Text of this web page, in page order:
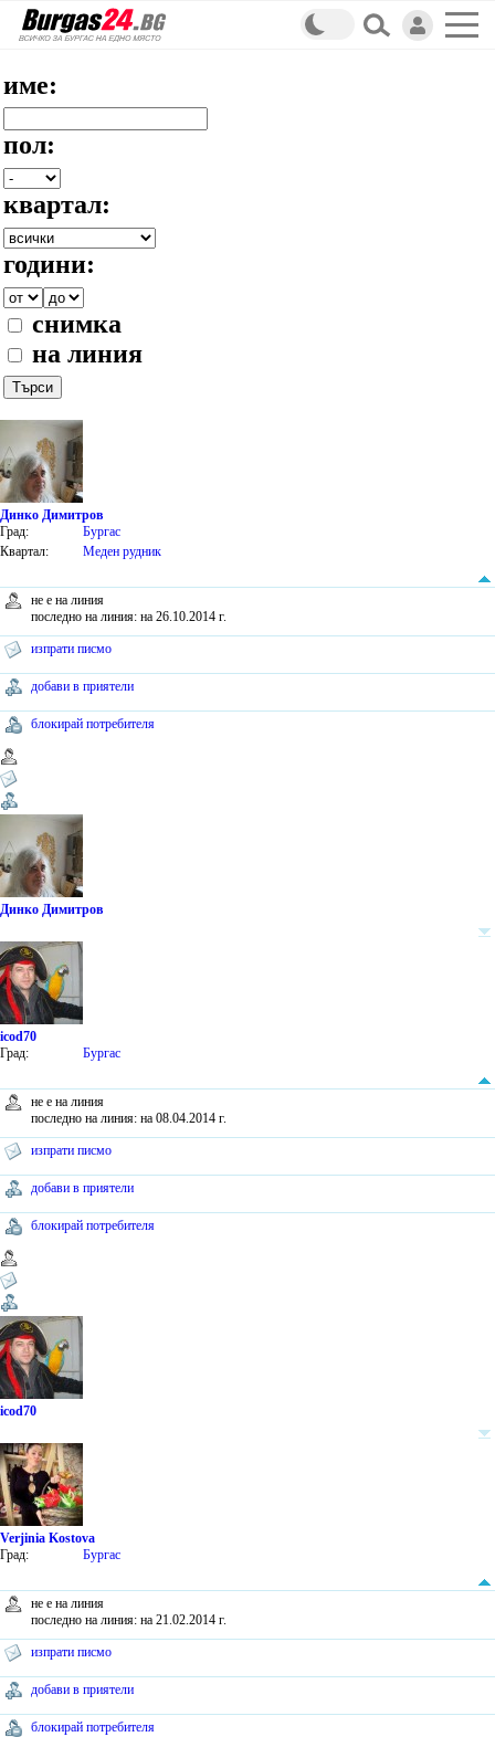
име:
пол:
квартал:
години:
снимка
на линия
Динко Димитров
Град:
Бургас
Квартал:
Меден рудник
не е на линия
последно на линия: на 26.10.2014 г.
изпрати писмо
добави в приятели
блокирай потребителя
Динко Димитров
icod70
Град:
Бургас
не е на линия
последно на линия: на 08.04.2014 г.
изпрати писмо
добави в приятели
блокирай потребителя
icod70
Verjinia Kostova
Град:
Бургас
не е на линия
последно на линия: на 21.02.2014 г.
изпрати писмо
добави в приятели
блокирай потребителя